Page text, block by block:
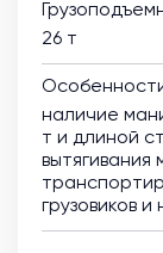
26 т
наличие
т и длиной
вытягивания
грузовиков